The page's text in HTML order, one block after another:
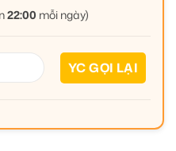
22:00 mỗi ngày)